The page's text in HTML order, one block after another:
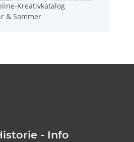
Kreativkatalog
& Sommer
- Info